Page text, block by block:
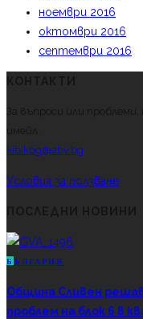
ноември 2016
октомври 2016
септември 2016
За въпроси или
имейл.
kibikbg@abv.bg
Условия за ползване
Б ЪЛГАРИЯ
Община Сливен
проблем на блок 6 в